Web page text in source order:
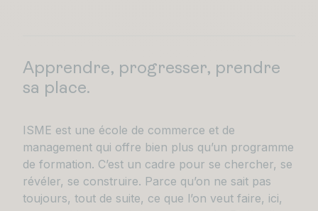
Apprendre, progresser, prendre
sa place.
ISME est une école de commerce et de
management qui offre bien plus qu’un programme
de formation. C’est un cadre pour se chercher, se
révéler, se construire. Parce qu’on ne sait pas
toujours, tout de suite, ce que l’on veut faire, ici,